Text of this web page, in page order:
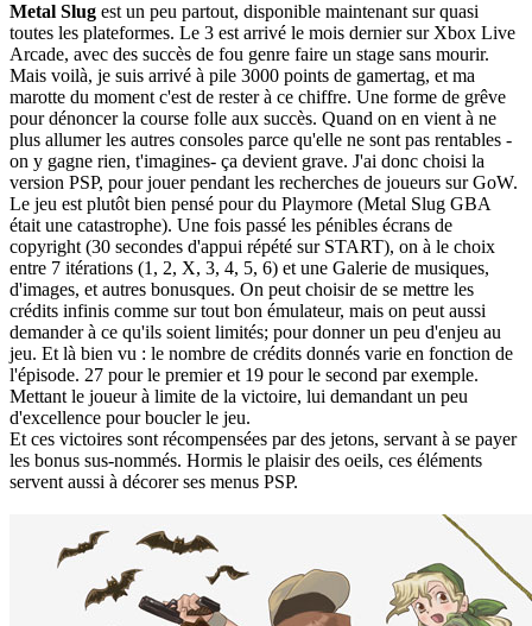
Metal Slug est un peu partout, disponible maintenant sur quasi
toutes les plateformes. Le 3 est arrivé le mois dernier sur Xbox Live
Arcade, avec des succès de fou genre faire un stage sans mourir.
Mais voilà, je suis arrivé à pile 3000 points de gamertag, et ma
marotte du moment c'est de rester à ce chiffre. Une forme de grêve
pour dénoncer la course folle aux succès. Quand on en vient à ne
plus allumer les autres consoles parce qu'elle ne sont pas rentables -
on y gagne rien, t'imagines- ça devient grave. J'ai donc choisi la
version PSP, pour jouer pendant les recherches de joueurs sur GoW.
Le jeu est plutôt bien pensé pour du Playmore (Metal Slug GBA
était une catastrophe). Une fois passé les pénibles écrans de
copyright (30 secondes d'appui répété sur START), on à le choix
entre 7 itérations (1, 2, X, 3, 4, 5, 6) et une Galerie de musiques,
d'images, et autres bonusques. On peut choisir de se mettre les
crédits infinis comme sur tout bon émulateur, mais on peut aussi
demander à ce qu'ils soient limités; pour donner un peu d'enjeu au
jeu. Et là bien vu : le nombre de crédits donnés varie en fonction de
l'épisode. 27 pour le premier et 19 pour le second par exemple.
Mettant le joueur à limite de la victoire, lui demandant un peu
d'excellence pour boucler le jeu.
Et ces victoires sont récompensées par des jetons, servant à se payer
les bonus sus-nommés. Hormis le plaisir des oeils, ces éléments
servent aussi à décorer ses menus PSP.